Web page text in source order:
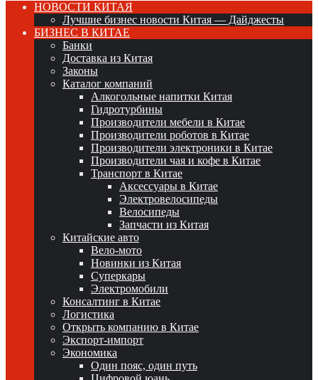
НОВОСТИ КИТАЯ
Лучшие бизнес новости Китая — Дайджесты
БИЗНЕС В КИТАЕ
Банки
Доставка из Китая
Законы
Каталог компаний
Алкогольные напитки Китая
Гидротурбины
Производители мебели в Китае
Производители роботов в Китае
Производители электроники в Китае
Производители чая и кофе в Китае
Транспорт в Китае
Аксессуары в Китае
Электровелосипеды
Велосипеды
Запчасти из Китая
Китайские авто
Вело-мото
Новинки из Китая
Суперкары
Электромобили
Консалтинг в Китае
Логистика
Открыть компанию в Китае
Экспорт-импорт
Экономика
Один пояс, один путь